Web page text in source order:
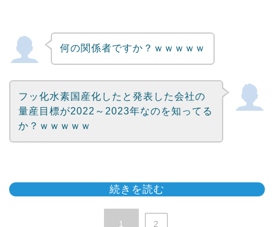
何の関係者ですか？ｗｗｗｗｗ
フッ化水素国産化したと発表した会社の
量産目標が2022～2023年なのを知ってる
か？ｗｗｗｗｗ
続きを読む
1 2